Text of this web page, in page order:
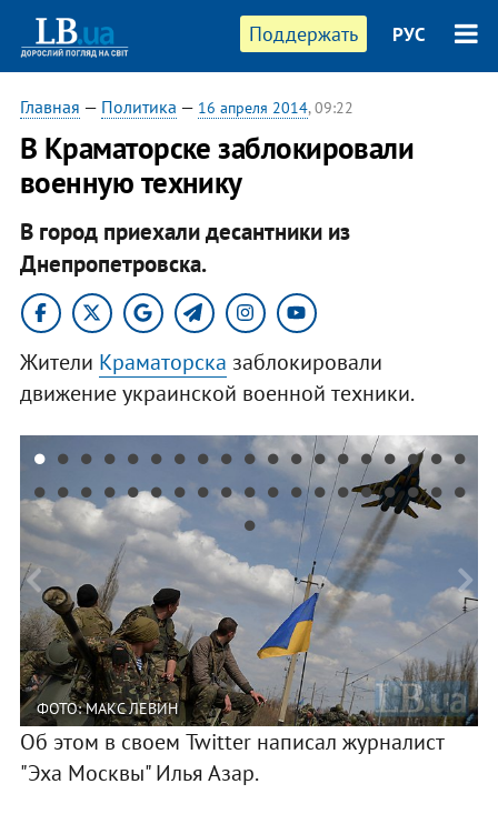
Поддержать РУС
Главная — Политика — 16 апреля 2014, 09:22
В Краматорске заблокировали
военную технику
В город приехали десантники из
Днепропетровска.
Жители Краматорска заблокировали
движение украинской военной техники.
ФОТО: МАКС ЛЕВИН
Об этом в своем Twitter написал журналист
"Эха Москвы" Илья Азар.